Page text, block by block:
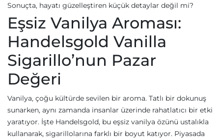
Sonuçta, hayatı güzelleştiren küçük detaylar değil mi?
Eşsiz Vanilya Aroması:
Handelsgold Vanilla
Sigarillo’nun Pazar
Değeri
Vanilya, çoğu kültürde sevilen bir aroma. Tatlı bir dokunuş
sunarken, aynı zamanda insanlar üzerinde rahatlatıcı bir etki
yaratıyor. İşte Handelsgold, bu eşsiz vanilya özünü ustalıkla
kullanarak, sigarillolarına farklı bir boyut katıyor. Piyasada